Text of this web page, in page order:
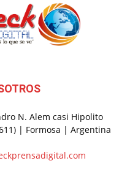
N. Alem casi Hipolito
| Formosa | Argentina